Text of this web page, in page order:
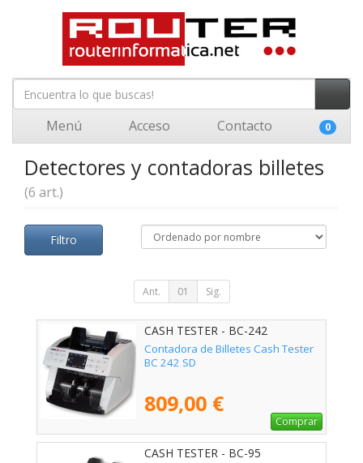
Menú Acceso Contacto 0
Detectores y contadoras billetes
(6 art.)
Filtro
Ant. 01 Sig.
CASH TESTER - BC-242
Contadora de Billetes Cash Tester
BC 242 SD
809,00 €
Comprar
CASH TESTER - BC-95